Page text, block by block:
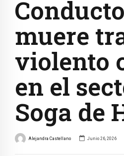
muere
violento
en el
Soga de
Alejandra Castellano Junio 26, 2026